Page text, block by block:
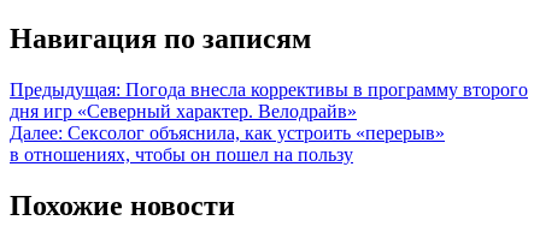
Навигация по записям
Предыдущая: Погода внесла коррективы в программу второго
дня игр «Северный характер. Велодрайв»
Далее: Сексолог объяснила, как устроить «перерыв»
в отношениях, чтобы он пошел на пользу
Похожие новости